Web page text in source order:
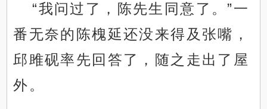
“我问过了，陈先生同意了。”一
番无奈的陈槐延还没来得及张嘴，
邱雎砚率先回答了，随之走出了屋
外。